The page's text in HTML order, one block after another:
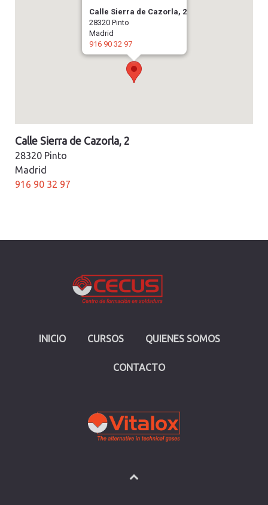
Calle Sierra de Cazorla, 2
28320 Pinto
Madrid
916 90 32 97
Calle Sierra de Cazorla, 2
28320 Pinto
Madrid
916 90 32 97
INICIO CURSOS QUIENES SOMOS
CONTACTO